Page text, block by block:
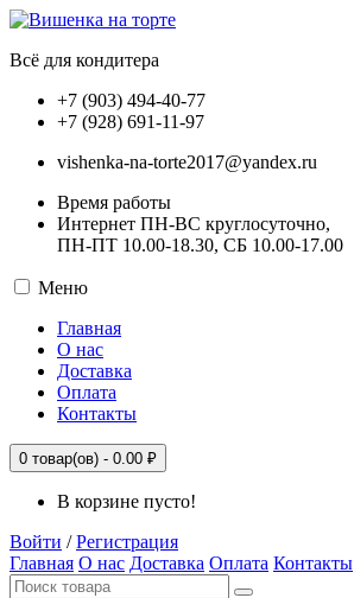
Всё для кондитера
+7 (903) 494-40-77
+7 (928) 691-11-97
vishenka-na-torte2017@yandex.ru
Время работы
Интернет ПН-ВС круглосуточно,
ПН-ПТ 10.00-18.30, СБ 10.00-17.00
Меню
Главная
О нас
Доставка
Оплата
Контакты
0 товар(ов) - 0.00 ₽
В корзине пусто!
Войти /Регистрация
Главная О нас Доставка Оплата Контакты